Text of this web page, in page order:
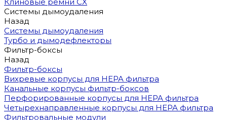
Системы дымоудаления
Назад
Системы дымоудаления
Турбо и дымодефлекторы
Фильтр-боксы
Назад
Фильтр-боксы
Вихревые корпусы для HEPA фильтра
Канальные корпусы фильтр-боксов
Перфорированные корпусы для HEPA фильтра
Четырехнаправленные корпусы для HEPA фильтра
Фильтровальные модули